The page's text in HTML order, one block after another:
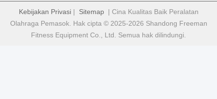
Kebijakan Privasi| Sitemap| Cina Kualitas Baik Peralatan
Olahraga Pemasok. Hak cipta © 2025-2026 Shandong Freeman
Fitness Equipment Co., Ltd. Semua hak dilindungi.